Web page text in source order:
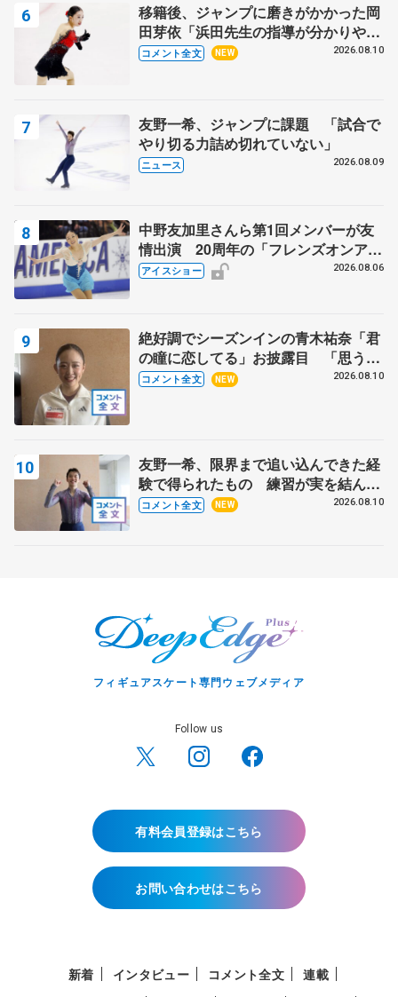
移籍後、ジャンプに磨きがかかった岡
田芽依「浜田先生の指導が分かりやす
く、しっくりくる」 苦戦中のオンラ
コメント全文 NEW 2026.08.10
友野一希、ジャンプに課題 「試合で
やり切る力詰め切れていない」
ニュース 2026.08.09
中野友加里さんら第1回メンバーが友
情出演 20周年の「フレンズオンアイ
ス」 宮本賢二さん、有川梨絵さん、
アイスショー 2026.08.06
絶好調でシーズンインの青木祐奈「君
の瞳に恋してる」お披露目 「思う人
を狙う…キャッチするような」【サマ
コメント全文 NEW 2026.08.10
友野一希、限界まで追い込んできた経
験で得られたもの 練習が実を結んだ
アジアントロフィー 【サマーカップ
コメント全文 NEW 2026.08.10
フィギュアスケート専門ウェブメディア
Follow us
有料会員登録はこちら
お問い合わせはこちら
新着 インタビュー コメント全文
連載